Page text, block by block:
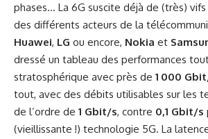
phases… La 6G suscite déjà de (très)
des différents acteurs de la
Huawei, LG ou encore, Nokia et
dressé un tableau des performances
stratosphérique avec près de 1 000
tout, avec des débits utilisables sur les
de l’ordre de 1 Gbit/s, contre 0,1 Gbit/s
(vieillissante !) technologie 5G. La